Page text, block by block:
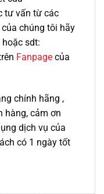
tư vấn từ các
chúng tôi hãy
sdt:
Fanpage của
chính hãng ,
hàng, cảm ơn
dịch vụ của
có 1 ngày tốt